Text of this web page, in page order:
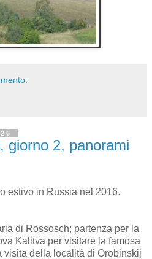
giorno 2, panorami
estivo in Russia nel 2016.
di Rossosch; partenza per la
Kalitva per visitare la famosa
visita della località di Orobinskij